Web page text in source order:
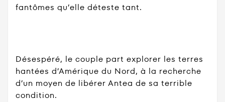
fantômes qu’elle déteste tant.
Désespéré, le couple part explorer les terres
hantées d’Amérique du Nord, à la recherche
d’un moyen de libérer Antea de sa terrible
condition.